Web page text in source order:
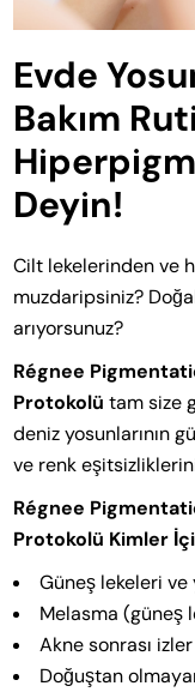
Evde
Bakım
Deyin!
Cilt lekelerinden ve
muzdaripsiniz?
arıyorsunuz?
Régnee
Protokolü tam size
deniz yosunlarının
ve renk
Régnee
Protokolü Kimler
Güneş lekeleri ve
Melasma (güneş
Akne sonrası izler
Doğuştan